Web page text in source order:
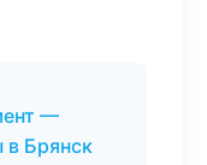
—
в Брянск